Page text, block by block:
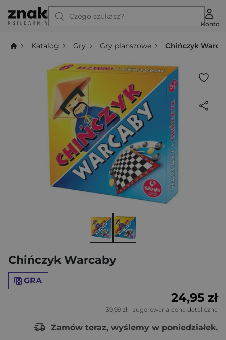
Czego szukasz?
Konto
Katalog Gry Gry planszowe Chińczyk
Chińczyk Warcaby
GRA
24,95 zł
39,99 zł - sugerowana cena detaliczna
Zamów teraz, wyślemy w poniedziałek.